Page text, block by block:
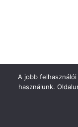
A jobb
használunk.